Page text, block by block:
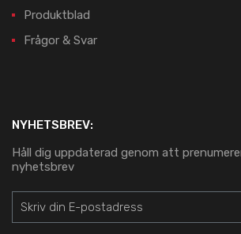
Produktblad
Frågor & Svar
NYHETSBREV:
Håll dig uppdaterad genom att
nyhetsbrev